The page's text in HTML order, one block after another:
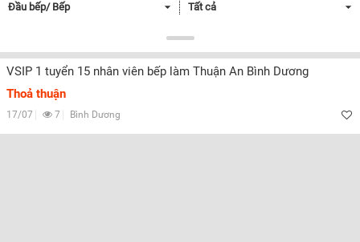
Đầu bếp/ Bếp Tất cả
Tất cả
VSIP 1 tuyển 15 nhân viên bếp làm Thuận An Bình Dương
Thoả thuận
17/07 7 Bình Dương